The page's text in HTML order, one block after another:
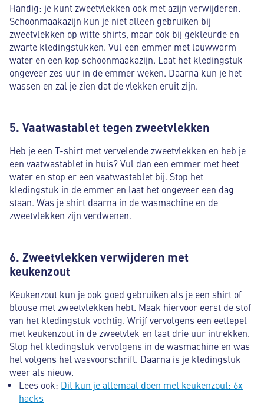
Handig: je kunt zweetvlekken ook met azijn verwijderen.
Schoonmaakazijn kun je niet alleen gebruiken bij
zweetvlekken op witte shirts, maar ook bij gekleurde en
zwarte kledingstukken. Vul een emmer met lauwwarm
water en een kop schoonmaakazijn. Laat het kledingstuk
ongeveer zes uur in de emmer weken. Daarna kun je het
wassen en zal je zien dat de vlekken eruit zijn.
5. Vaatwastablet tegen zweetvlekken
Heb je een T-shirt met vervelende zweetvlekken en heb je
een vaatwastablet in huis? Vul dan een emmer met heet
water en stop er een vaatwastablet bij. Stop het
kledingstuk in de emmer en laat het ongeveer een dag
staan. Was je shirt daarna in de wasmachine en de
zweetvlekken zijn verdwenen.
6. Zweetvlekken verwijderen met
keukenzout
Keukenzout kun je ook goed gebruiken als je een shirt of
blouse met zweetvlekken hebt. Maak hiervoor eerst de stof
van het kledingstuk vochtig. Wrijf vervolgens een eetlepel
met keukenzout in de zweetvlek en laat drie uur intrekken.
Stop het kledingstuk vervolgens in de wasmachine en was
het volgens het wasvoorschrift. Daarna is je kledingstuk
weer als nieuw.
Lees ook: Dit kun je allemaal doen met keukenzout: 6x
hacks